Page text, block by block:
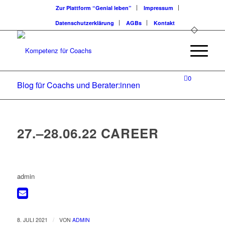
Zur Plattform “Genial leben”
Impressum
Datenschutzerklärung
AGBs Kontakt
0
Blog für Coachs und Berater:innen
27.–28.06.22 CAREER
admin
8. JULI 2021 / VON ADMIN